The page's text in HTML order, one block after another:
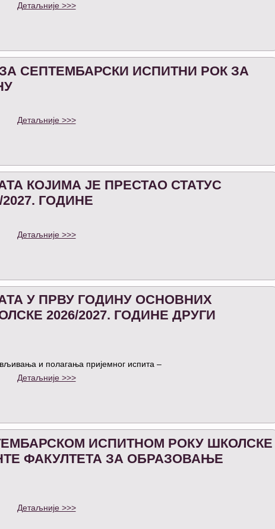
Детаљније >>>
СЕПТЕМБАРСКИ ИСПИТНИ РОК ЗА
Детаљније >>>
КОЈИМА ЈЕ ПРЕСТАО СТАТУС
ГОДИНЕ
Детаљније >>>
У ПРВУ ГОДИНУ ОСНОВНИХ
2026/2027. ГОДИНЕ ДРУГИ
и полагања пријемног испита –
Детаљније >>>
ИСПИТНОМ РОКУ ШКОЛСКЕ
ФАКУЛТЕТА ЗА ОБРАЗОВАЊЕ
Детаљније >>>